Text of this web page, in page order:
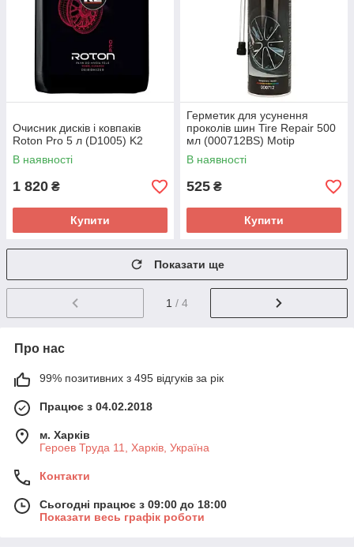
Очисник дисків і ковпаків
Roton Pro 5 л (D1005) K2
В наявності
1 820 ₴
Купити
Герметик для усунення
проколів шин Tire Repair 500
мл (000712BS) Motip
В наявності
525 ₴
Купити
Показати ще
1 / 4
Про нас
99% позитивних з 495 відгуків за рік
Працює з 04.02.2018
м. Харків
Героев Труда 11, Харків, Україна
Контакти
Сьогодні працює з 09:00 до 18:00
Показати весь графік роботи